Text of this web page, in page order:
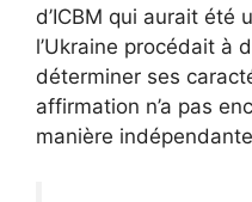
d’ICBM qui aurait été
l’Ukraine procédait à
déterminer ses
affirmation n’a pas
manière